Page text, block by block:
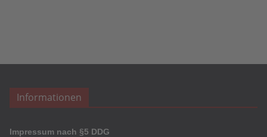
Informationen
Impressum nach §5 DDG